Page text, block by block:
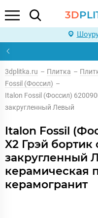
3D
3dplitka.ru – Плитка –
Fossil (Фоссил) –
Italon Fossil (Фоссил)
закругленный Левый
Italon Fossil
X2 Грэй
закругленный
керамическая
керамогранит